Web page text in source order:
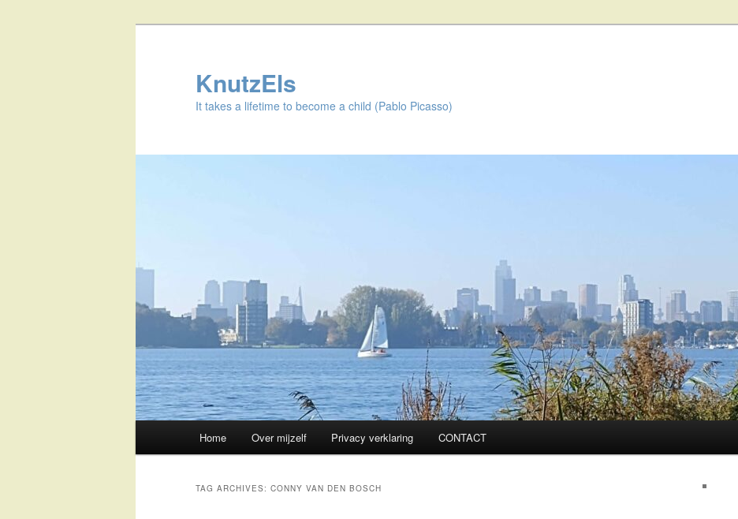
KnutzEls
It takes a lifetime to become a child (Pablo Picasso)
Skip
Skip
Home Over mijzelf Privacy verklaring CONTACT
TAG ARCHIVES: CONNY VAN DEN BOSCH